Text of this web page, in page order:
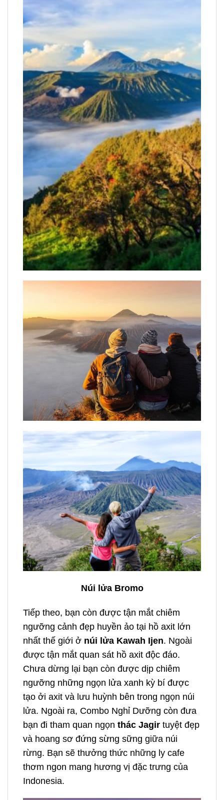
Núi lửa Bromo
Tiếp theo, bạn còn được tận mắt chiêm
ngưỡng cảnh đẹp huyền ảo tại hồ axit lớn
nhất thế giới ở núi lửa Kawah Ijen. Ngoài
được tận mắt quan sát hồ axit độc đáo.
Chưa dừng lại bạn còn được dịp chiêm
ngưỡng những ngọn lửa xanh kỳ bí được
tạo ởi axit và lưu huỳnh bên trong ngọn núi
lửa. Ngoài ra, Combo Nghỉ Dưỡng còn đưa
bạn đi tham quan ngọn thác Jagir tuyệt đẹp
và hoang sơ đứng sừng sững giữa núi
rừng. Bạn sẽ thưởng thức những ly cafe
thơm ngon mang hương vị đặc trưng của
Indonesia.